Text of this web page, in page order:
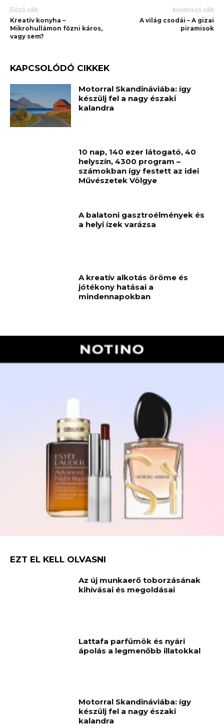
Előző cikk
Kreatív konyha –
Mikrohullámon főzni káros,
vagy sem?
Következő cikk
A világ csodái – A gizai
piramisok
KAPCSOLÓDÓ CIKKEK
Motorral Skandináviába: így
készülj fel a nagy északi
kalandra
10 nap, 140 ezer látogató, 40
helyszín, 4300 program –
számokban így festett az idei
Művészetek Völgye
A balatoni gasztroélmények és
a helyi ízek varázsa
A kreatív alkotás öröme és
jótékony hatásai a
mindennapokban
EZT EL KELL OLVASNI
Az új munkaerő toborzásának
kihívásai és megoldásai
Lattafa parfümök és nyári
ápolás a legmenőbb illatokkal
Motorral Skandináviába: így
készülj fel a nagy északi
kalandra